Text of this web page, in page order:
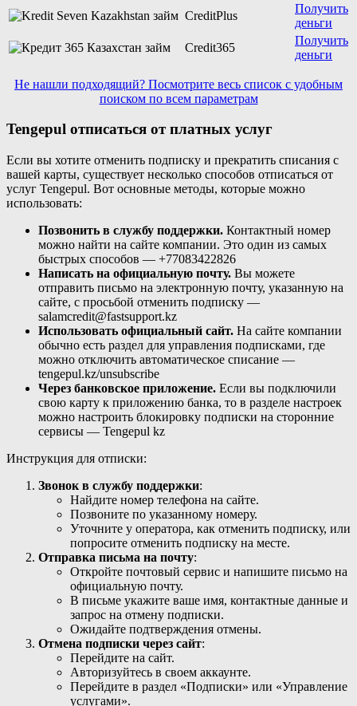
CreditPlus
Получить
деньги
Credit365
Получить
деньги
Не нашли подходящий? Посмотрите весь список с удобным
поиском по всем параметрам
Tengepul отписаться от платных услуг
Если вы хотите отменить подписку и прекратить списания с
вашей карты, существует несколько способов отписаться от
услуг Tengepul. Вот основные методы, которые можно
использовать:
Позвонить в службу поддержки. Контактный номер
можно найти на сайте компании. Это один из самых
быстрых способов — +77083422826
Написать на официальную почту. Вы можете
отправить письмо на электронную почту, указанную на
сайте, с просьбой отменить подписку —
salamcredit@fastsupport.kz
Использовать официальный сайт. На сайте компании
обычно есть раздел для управления подписками, где
можно отключить автоматическое списание —
tengepul.kz/unsubscribe
Через банковское приложение. Если вы подключили
свою карту к приложению банка, то в разделе настроек
можно настроить блокировку подписки на сторонние
сервисы — Tengepul kz
Инструкция для отписки:
Звонок в службу поддержки:
Найдите номер телефона на сайте.
Позвоните по указанному номеру.
Уточните у оператора, как отменить подписку, или
попросите отменить подписку на месте.
Отправка письма на почту:
Откройте почтовый сервис и напишите письмо на
официальную почту.
В письме укажите ваше имя, контактные данные и
запрос на отмену подписки.
Ожидайте подтверждения отмены.
Отмена подписки через сайт:
Перейдите на сайт.
Авторизуйтесь в своем аккаунте.
Перейдите в раздел «Подписки» или «Управление
услугами».